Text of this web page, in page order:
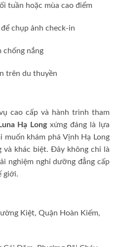
tuần hoặc mùa cao điểm
chụp ảnh check-in
chống nắng
trên du thuyền
cao cấp và hành trình tham
Hạ Longxứng đáng là lựa
muốn khám phá Vịnh Hạ Long
và khác biệt. Đây không chỉ là
nghiệm nghỉ dưỡng đẳng cấp
giới.
Kiệt, Quận Hoàn Kiếm,